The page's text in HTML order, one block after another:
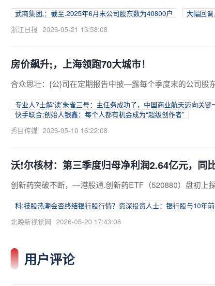
武商集团,：截至.2025年6月末公司股东数为40800户
大幅回
浙江日报 2026-05-21 13:58:08
房价飙升;，上海领跑70大城市！
合众思壮：{公}司在定期报告中披—露每个季度末的公司股
专业人?士解‘读’朱雀三号：主任务成功了，中国商业航天迈向关
快手联合;创始人银鑫：每个人都有机会成为“超级创作者”
秀目传媒 2026-05-10 16:22:08
沃!尔核材：第三季度归母净利润2.64亿元，同
创新药突破不断，—港股通.创新药ETF（520880）盘初上
科;技股热潮会否终结银行股行情？资深投资人士：银行股与10年
北晚新视觉网 2026-05-20 17:43:08
用户评论